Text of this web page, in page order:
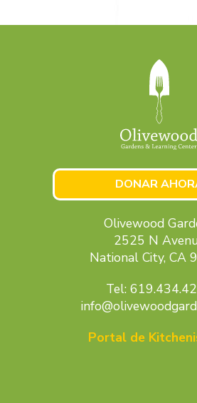
DONAR
Olivewood
2525 N
National City, CA
Tel:
Portal de